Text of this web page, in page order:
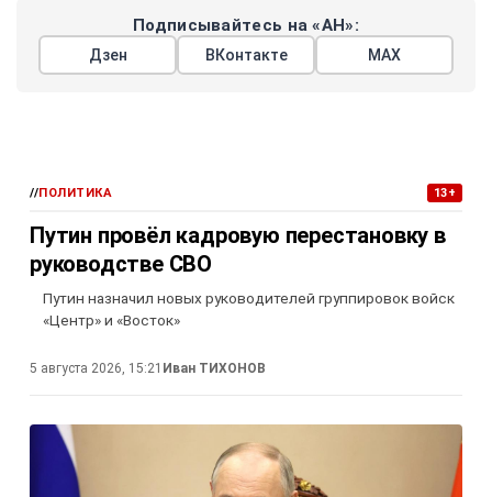
Подписывайтесь на «АН»:
Дзен ВКонтакте МАХ
//ПОЛИТИКА 13+
Путин провёл кадровую перестановку в
руководстве СВО
Путин назначил новых руководителей группировок войск
«Центр» и «Восток»
5 августа 2026, 15:21 Иван ТИХОНОВ